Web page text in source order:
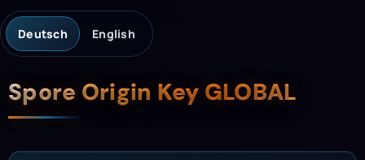
Deutsch English
Beschreibung
Spore Origin Key GLOBAL